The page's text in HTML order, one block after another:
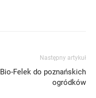
Następny artykuł
Bio-Felek do poznańskich
ogródków